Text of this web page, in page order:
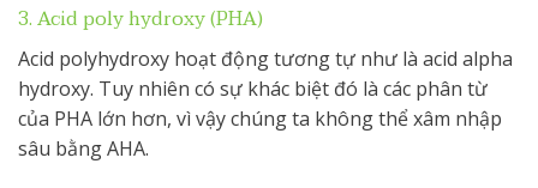
3. Acid poly hydroxy (PHA)
Acid polyhydroxy hoạt động tương tự như là acid alpha
hydroxy. Tuy nhiên có sự khác biệt đó là các phân từ
của PHA lớn hơn, vì vậy chúng ta không thể xâm nhập
sâu bằng AHA.